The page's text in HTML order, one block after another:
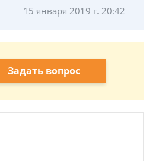
15 января 2019 г. 20:42
Задать вопрос